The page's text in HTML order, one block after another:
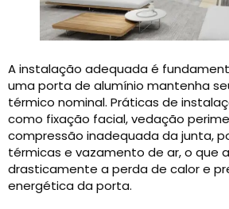
A instalação adequada é
uma porta de alumínio mantenha
térmico nominal. Práticas de
como fixação facial, vedação
compressão inadequada da junta,
térmicas e vazamento de ar, o que
drasticamente a perda de calor e
energética da porta.